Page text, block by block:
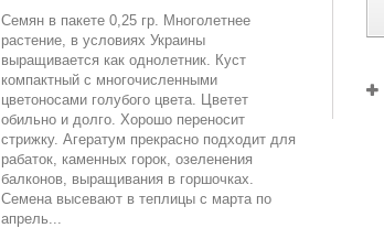
Семян в пакете 0,25 гр. Многолетнее
растение, в условиях Украины
выращивается как однолетник. Куст
компактный с многочисленными
цветоносами голубого цвета. Цветет
обильно и долго. Хорошо переносит
стрижку. Агератум прекрасно подходит для
рабаток, каменных горок, озеленения
балконов, выращивания в горшочках.
Семена высевают в теплицы с марта по
апрель...